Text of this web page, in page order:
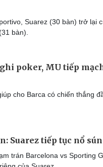
Suarez (30 bàn) trở lại
bàn).
poker, MU tiếp
cho Barca có chiến thắng
Suarez tiếp tục nổ
trán Barcelona vs Sporting